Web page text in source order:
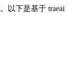
以下是基于 traeai